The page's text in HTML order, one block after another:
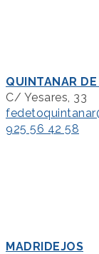
QUINTANAR
C/ Yesares, 33
925 56 42 58
MADRIDEJOS